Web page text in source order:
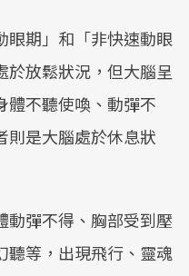
眼期」和「非快速動眼
於放鬆狀況，但大腦呈
體不聽使喚、動彈不
則是大腦處於休息狀
動彈不得、胸部受到壓
聽等，出現飛行、靈魂